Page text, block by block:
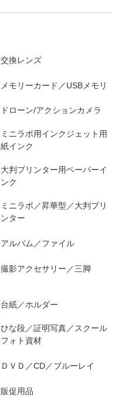
交換レンズ
メモリーカード／USBメモリ
ドローン/アクションカメラ
ミニラボ用インクジェット用
紙インク
大判プリンター用ペーパーイ
ンク
ミニラボ／昇華型／大判プリ
ンター
アルバム／ファイル
撮影アクセサリー／三脚
台紙／ホルダー
ひな段／証明写真／スクール
フォト資材
ＤＶＤ／CD／ブルーレイ
販促用品